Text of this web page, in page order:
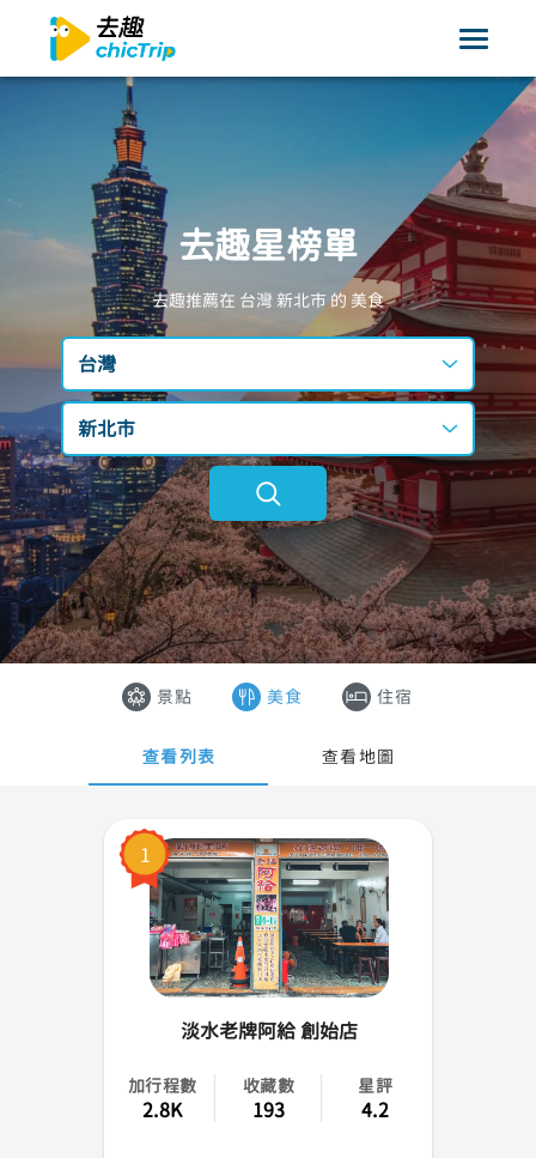
去趣星榜單
去趣推薦在 台灣新北市的 美食
台灣
台灣
日本
韓國
香港
澳門
新北市
不限區域
台北市
新北市
桃園市
新竹市(縣)
苗栗縣
南投縣
景點 美食 住宿
查看列表 查看地圖
1
淡水老牌阿給 創始店
加行程數
2.8K
收藏數
193
星評
4.2